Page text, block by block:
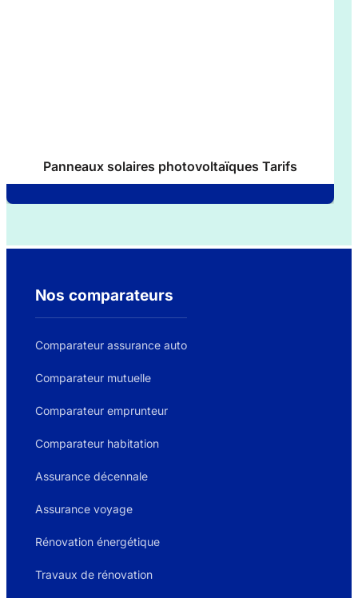
Panneaux solaires photovoltaïques Tarifs
Nos comparateurs
Comparateur assurance auto
Comparateur mutuelle
Comparateur emprunteur
Comparateur habitation
Assurance décennale
Assurance voyage
Rénovation énergétique
Travaux de rénovation